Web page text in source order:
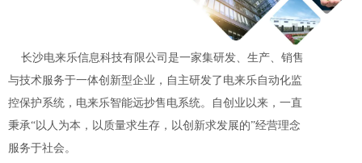
长沙电来乐信息科技有限公司是一家集研发、生产、销售
与技术服务于一体创新型企业，自主研发了电来乐自动化监
控保护系统，电来乐智能远抄售电系统。自创业以来，一直
秉承“以人为本，以质量求生存，以创新求发展的”经营理念
服务于社会。